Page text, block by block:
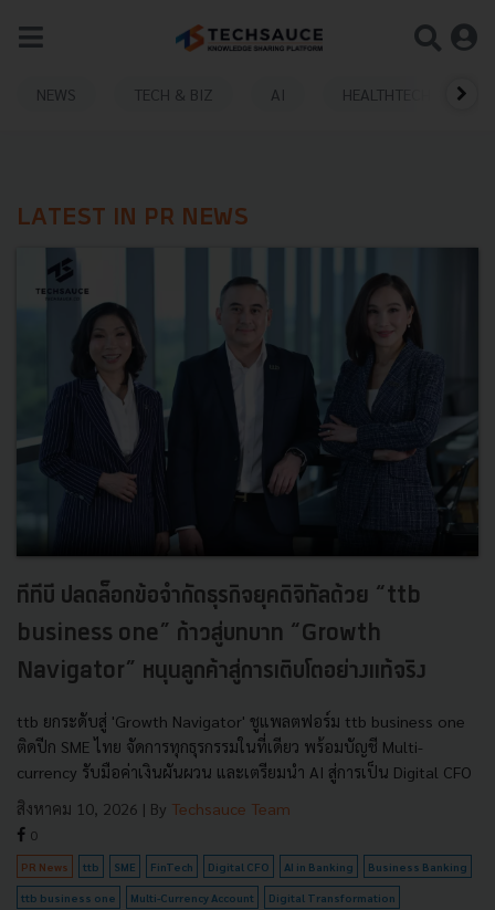
NEWS TECH & BIZ AI HEALTHTECH
LATEST IN PR NEWS
ทีทีบี ปลดล็อกข้อจำกัดธุรกิจยุคดิจิทัลด้วย “ttb
business one” ก้าวสู่บทบาท “Growth
Navigator” หนุนลูกค้าสู่การเติบโตอย่างแท้จริง
ttb ยกระดับสู่ 'Growth Navigator' ชูแพลตฟอร์ม ttb business one
ติดปีก SME ไทย จัดการทุกธุรกรรมในที่เดียว พร้อมบัญชี Multi-
currency รับมือค่าเงินผันผวน และเตรียมนำ AI สู่การเป็น Digital CFO
สิงหาคม 10, 2026 | By Techsauce Team
0
PR News ttb SME FinTech Digital CFO AI in Banking Business Banking
ttb business one Multi-Currency Account Digital Transformation